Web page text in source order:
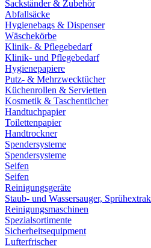
Sackständer & Zubehör
Abfallsäcke
Hygienebags & Dispenser
Wäschekörbe
Klinik- & Pflegebedarf
Klinik- und Pflegebedarf
Hygienepapiere
Putz- & Mehrzwecktücher
Küchenrollen & Servietten
Kosmetik & Taschentücher
Handtuchpapier
Toilettenpapier
Handtrockner
Spendersysteme
Spendersysteme
Seifen
Seifen
Reinigungsgeräte
Staub- und Wassersauger,
Reinigungsmaschinen
Spezialsortimente
Sicherheitsequipment
Lufterfrischer